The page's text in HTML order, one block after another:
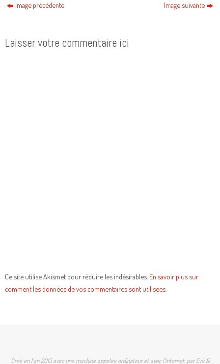
Image précédente Image suivante
Laisser votre commentaire ici
Ce site utilise Akismet pour réduire les indésirables. En savoir plus sur
comment les données de vos commentaires sont utilisées
Créé en l'an 2013 avec une machine appelée ordinateur et avec l'Internet, par Eve &